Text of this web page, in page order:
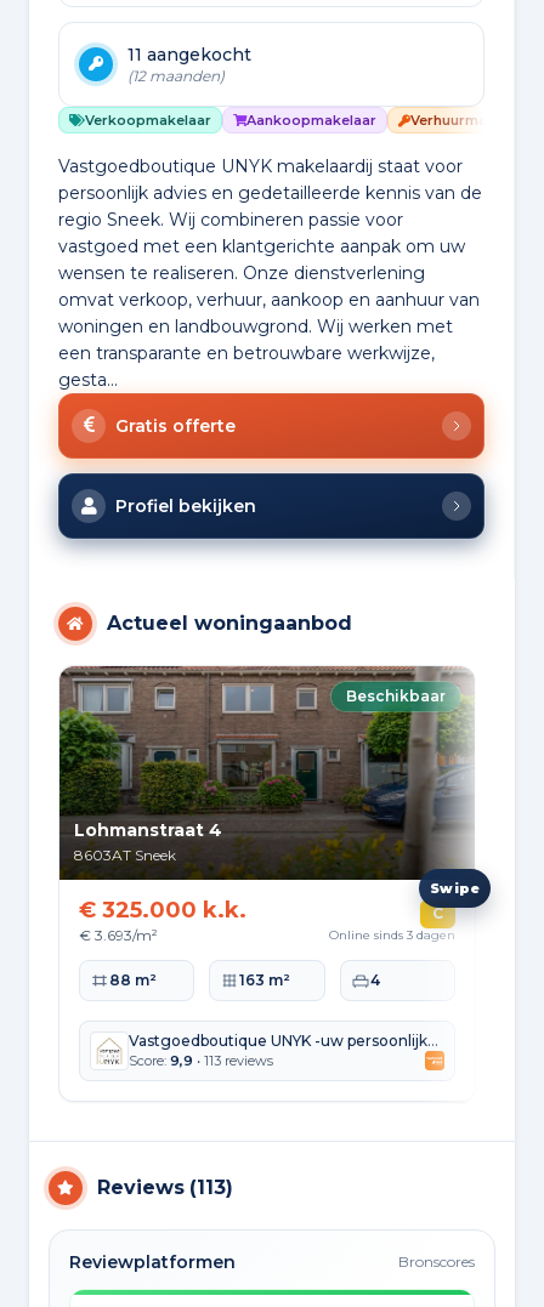
11 aangekocht
(12 maanden)
Verkoopmakelaar Aankoopmakelaar Verhuurmakelaar
Vastgoedboutique UNYK makelaardij staat voor
persoonlijk advies en gedetailleerde kennis van de
regio Sneek. Wij combineren passie voor
vastgoed met een klantgerichte aanpak om uw
wensen te realiseren. Onze dienstverlening
omvat verkoop, verhuur, aankoop en aanhuur van
woningen en landbouwgrond. Wij werken met
een transparante en betrouwbare werkwijze,
gesta...
Gratis offerte
Profiel bekijken
Actueel woningaanbod
Beschikbaar
Lohmanstraat 4
8603AT Sneek
€ 325.000 k.k.
€ 3.693/m²
C
Online sinds 3 dagen
Woonoppervlakte
88 m² Perceeloppervlakte
163 m² Slaapkamers
4
Vastgoedboutique UNYK -uw persoonlijke makelaar-
Score: 9,9 • 113 reviews
Reviews (113)
Reviewplatformen Bronscores